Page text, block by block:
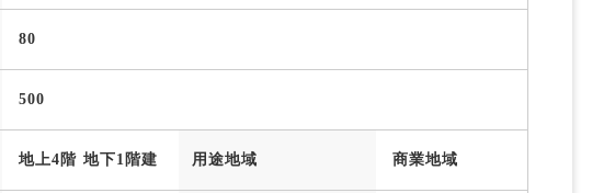
80
500
地上4階 地下1階建 用途地域 商業地域